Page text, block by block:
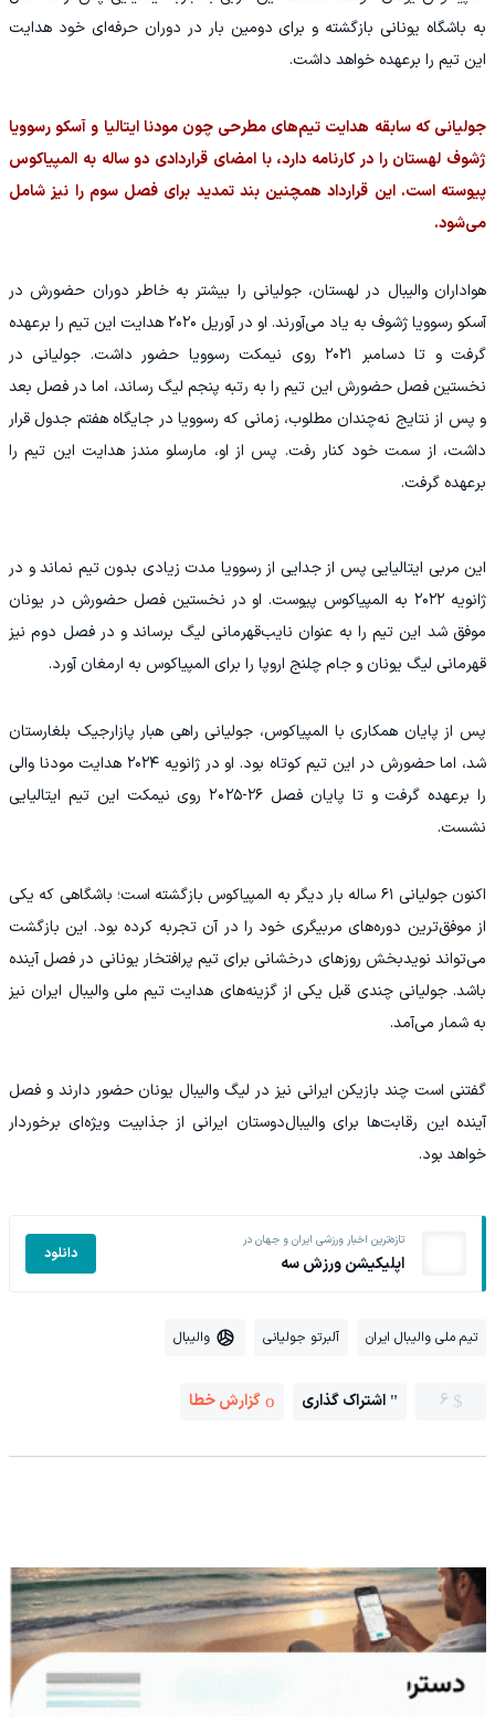
به باشگاه یونانی بازگشته و برای دومین بار در دوران حرفه‌ای خود هدایت
این تیم را برعهده خواهد داشت.
جولیانی که سابقه هدایت تیم‌های مطرحی چون مودنا ایتالیا و آسکو رسوویا
ژشوف لهستان را در کارنامه دارد، با امضای قراردادی دو ساله به المپیاکوس
پیوسته است. این قرارداد همچنین بند تمدید برای فصل سوم را نیز شامل
می‌شود.
هواداران والیبال در لهستان، جولیانی را بیشتر به خاطر دوران حضورش در
آسکو رسوویا ژشوف به یاد می‌آورند. او در آوریل ۲۰۲۰ هدایت این تیم را برعهده
گرفت و تا دسامبر ۲۰۲۱ روی نیمکت رسوویا حضور داشت. جولیانی در
نخستین فصل حضورش این تیم را به رتبه پنجم لیگ رساند، اما در فصل بعد
و پس از نتایج نه‌چندان مطلوب، زمانی که رسوویا در جایگاه هفتم جدول قرار
داشت، از سمت خود کنار رفت. پس از او، مارسلو مندز هدایت این تیم را
برعهده گرفت.
این مربی ایتالیایی پس از جدایی از رسوویا مدت زیادی بدون تیم نماند و در
ژانویه ۲۰۲۲ به المپیاکوس پیوست. او در نخستین فصل حضورش در یونان
موفق شد این تیم را به عنوان نایب‌قهرمانی لیگ برساند و در فصل دوم نیز
قهرمانی لیگ یونان و جام چلنج اروپا را برای المپیاکوس به ارمغان آورد.
پس از پایان همکاری با المپیاکوس، جولیانی راهی هبار پازارجیک بلغارستان
شد، اما حضورش در این تیم کوتاه بود. او در ژانویه ۲۰۲۴ هدایت مودنا والی
را برعهده گرفت و تا پایان فصل ٢۶-٢٠٢۵ روی نیمکت این تیم ایتالیایی
نشست.
اکنون جولیانی ۶۱ ساله بار دیگر به المپیاکوس بازگشته است؛ باشگاهی که یکی
از موفق‌ترین دوره‌های مربیگری خود را در آن تجربه کرده بود. این بازگشت
می‌تواند نویدبخش روزهای درخشانی برای تیم پرافتخار یونانی در فصل آینده
باشد. جولیانی چندی قبل یکی از گزینه‌های هدایت تیم ملی والیبال ایران نیز
به شمار می‌آمد.
گفتنی است چند بازیکن ایرانی نیز در لیگ والیبال یونان حضور دارند و فصل
آینده این رقابت‌ها برای والیبال‌دوستان ایرانی از جذابیت ویژه‌ای برخوردار
خواهد بود.
تازه‌ترین اخبار ورزشی ایران و جهان در
اپلیکیشن ورزش سه دانلود
تیم ملی والیبال ایران آلبرتو جولیانی والیبال
6 اشتراک گذاری گزارش خطا